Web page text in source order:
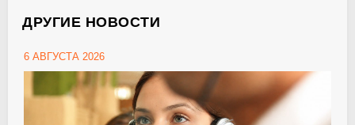
ДРУГИЕ НОВОСТИ
6 АВГУСТА 2026